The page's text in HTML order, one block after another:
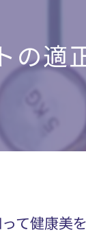
の適
て健康美